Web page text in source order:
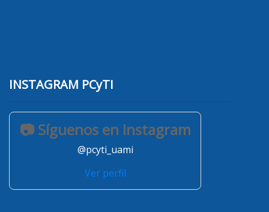
INSTAGRAM PCyTI
📷 Síguenos en Instagram
@pcyti_uami
Ver perfil